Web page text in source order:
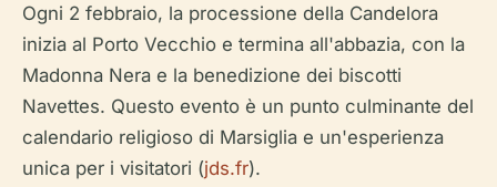
Ogni 2 febbraio, la processione della Candelora
inizia al Porto Vecchio e termina all'abbazia, con la
Madonna Nera e la benedizione dei biscotti
Navettes. Questo evento è un punto culminante del
calendario religioso di Marsiglia e un'esperienza
unica per i visitatori (jds.fr).